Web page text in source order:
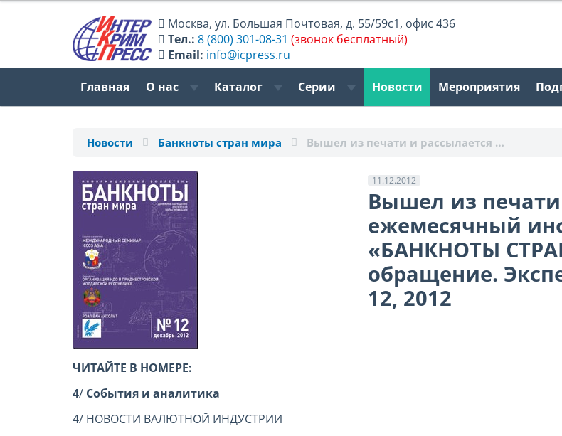
Москва,ул. Большая Почтовая, д. 55/59с1, офис 436
Тел.: 8 (800) 301-08-31 (звонок бесплатный)
Email: info@icpress.ru
Главная О нас Каталог Серии Новости Мероприятия
Новости Банкноты стран мира Вышел из печати и рассылается …
11.12.2012
Вышел из
ежемесячный
«БАНКНОТЫ
обращение.
12, 2012
ЧИТАЙТЕ В НОМЕРЕ:
4/ События и аналитика
4/ НОВОСТИ ВАЛЮТНОЙ ИНДУСТРИИ